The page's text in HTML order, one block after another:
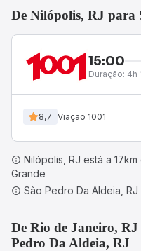
De Nilópolis, RJ para
15:00
Duração: 4h
8,7 Viação 1001
Nilópolis, RJ está a
Grande
São Pedro Da Aldeia,
De Rio de Janeiro,
Pedro Da Aldeia, RJ